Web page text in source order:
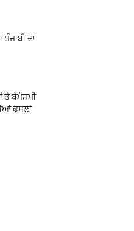
ਪੰਜਾਬੀ ਦਾ
ਤੇ ਬੇਮੌਸਮੀ
ਫਸਲਾਂ